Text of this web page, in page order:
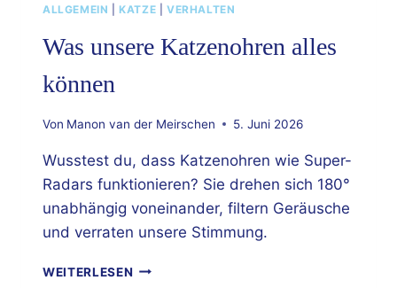
ALLGEMEIN |KATZE VERHALTEN
Was unsere Katzenohren alles
können
Von Manon van der Meirschen 5. Juni 2026
Wusstest du, dass Katzenohren wie Super-
Radars funktionieren? Sie drehen sich 180°
unabhängig voneinander, filtern Geräusche
und verraten unsere Stimmung.
WEITERLESENWAS